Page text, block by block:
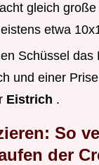
gleich
etwa
Schüssel das
und einer
Eistrich .
So
der